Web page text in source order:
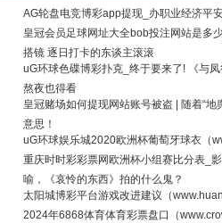
AG轮盘电竞博彩app提现_办职业经济平
皇冠会员足球网址大全bob投注网站是多
搭镜 逐日打卡的东谈主滚滚
uG环球色碟博彩扑克_终于要来了! 《与
熬夜也得看
皇冠赌场如何提现网站账号被盗 | 随着“
意思！
uG环球娱乐城2020欧洲杯葡萄牙球衣（
重庆时时彩彩票网欧洲杯小组赛比分表_
喻，《哀怜的东西》拍的什么鬼？
太阳城博彩平台游戏改进建议（
2024年6868体育体育彩票盘口（